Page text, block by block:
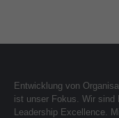
Get in
376-293 City
San Francisco, CA
Entwicklung von
ist unser Fokus. Wir sind
Leadership Excellence.